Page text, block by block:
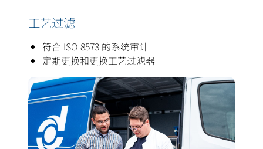
工艺过滤
符合 ISO 8573 的系统审计
定期更换和更换工艺过滤器